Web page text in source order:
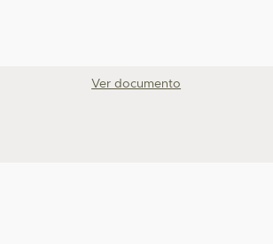
Ver documento